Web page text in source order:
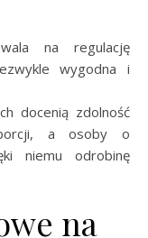
na regulację
wygodna i
docenią zdolność
a osoby o
niemu odrobinę
na